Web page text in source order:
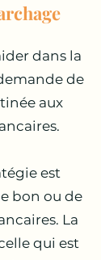
dans la
de
aux
est
bon ou de
La
qui est